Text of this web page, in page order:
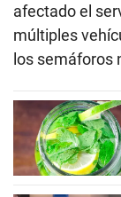
afectado el
múltiples
los semáforos